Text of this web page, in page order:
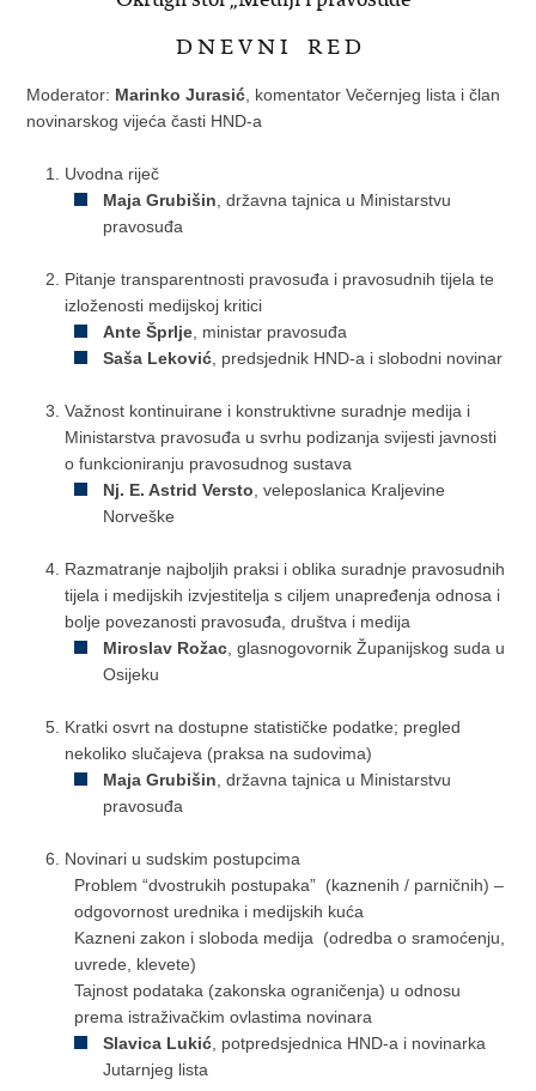
D N E V N I R E D
Moderator: Marinko Jurasić , komentator Večernjeg lista i član
novinarskog vijeća časti HND-a
Uvodna riječ
Maja Grubišin , državna tajnica u Ministarstvu
pravosuđa
Pitanje transparentnosti pravosuđa i pravosudnih tijela te
izloženosti medijskoj kritici
Ante Šprlje , ministar pravosuđa
Saša Leković , predsjednik HND-a i slobodni novinar
Važnost kontinuirane i konstruktivne suradnje medija i
Ministarstva pravosuđa u svrhu podizanja svijesti javnosti
o funkcioniranju pravosudnog sustava
Nj. E. Astrid Versto , veleposlanica Kraljevine
Norveške
Razmatranje najboljih praksi i oblika suradnje pravosudnih
tijela i medijskih izvjestitelja s ciljem unapređenja odnosa i
bolje povezanosti pravosuđa, društva i medija
Miroslav Rožac , glasnogovornik Županijskog suda u
Osijeku
Kratki osvrt na dostupne statističke podatke; pregled
nekoliko slučajeva (praksa na sudovima)
Maja Grubišin , državna tajnica u Ministarstvu
pravosuđa
Novinari u sudskim postupcima
Problem “dvostrukih postupaka” (kaznenih / parničnih) –
odgovornost urednika i medijskih kuća
Kazneni zakon i sloboda medija (odredba o sramoćenju,
uvrede, klevete)
Tajnost podataka (zakonska ograničenja) u odnosu
prema istraživačkim ovlastima novinara
Slavica Lukić , potpredsjednica HND-a i novinarka
Jutarnjeg lista